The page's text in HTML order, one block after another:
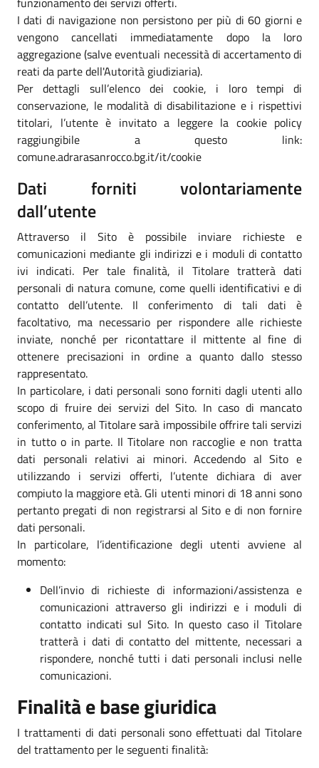
I dati di navigazione non persistono per più di 60 giorni e
vengono cancellati immediatamente dopo la loro
aggregazione (salve eventuali necessità di accertamento di
reati da parte dell'Autorità giudiziaria).
Per dettagli sull’elenco dei cookie, i loro tempi di
conservazione, le modalità di disabilitazione e i rispettivi
titolari, l’utente è invitato a leggere la cookie policy
raggiungibile a questo link:
comune.adrarasanrocco.bg.it/it/cookie
Dati forniti volontariamente
dall’utente
Attraverso il Sito è possibile inviare richieste e
comunicazioni mediante gli indirizzi e i moduli di contatto
ivi indicati. Per tale finalità, il Titolare tratterà dati
personali di natura comune, come quelli identificativi e di
contatto dell’utente. Il conferimento di tali dati è
facoltativo, ma necessario per rispondere alle richieste
inviate, nonché per ricontattare il mittente al fine di
ottenere precisazioni in ordine a quanto dallo stesso
rappresentato.
In particolare, i dati personali sono forniti dagli utenti allo
scopo di fruire dei servizi del Sito. In caso di mancato
conferimento, al Titolare sarà impossibile offrire tali servizi
in tutto o in parte. Il Titolare non raccoglie e non tratta
dati personali relativi ai minori. Accedendo al Sito e
utilizzando i servizi offerti, l’utente dichiara di aver
compiuto la maggiore età. Gli utenti minori di 18 anni sono
pertanto pregati di non registrarsi al Sito e di non fornire
dati personali.
In particolare, l’identificazione degli utenti avviene al
momento:
Dell’invio di richieste di informazioni/assistenza e
comunicazioni attraverso gli indirizzi e i moduli di
contatto indicati sul Sito. In questo caso il Titolare
tratterà i dati di contatto del mittente, necessari a
rispondere, nonché tutti i dati personali inclusi nelle
comunicazioni.
Finalità e base giuridica
I trattamenti di dati personali sono effettuati dal Titolare
del trattamento per le seguenti finalità: